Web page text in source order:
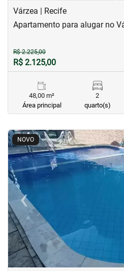
Várzea | Recife
Apartamento para alugar no
R$ 2.225,00
R$ 2.125,00
48,00 m²
Área principal
2
quarto(s)
NOVO
<<<<
‹Previous